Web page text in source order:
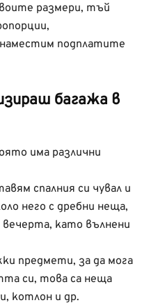
размери, тъй
подплатите
багажа в
има различни
спалния си чувал и
него с дребни неща,
като вълнени
предмети, за да мога
си, това са неща
котлон и др.